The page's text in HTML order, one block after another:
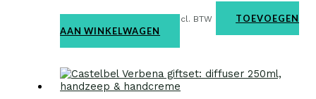
Home & body€23,50 incl. BTW
TOEVOEGEN
AAN WINKELWAGEN